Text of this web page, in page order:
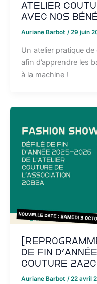
Atelier
avec nos
Auriane Barbot /29 juin
Un atelier pratique
afin d’apprendre les
à la machine !
de fin
couture
Auriane Barbot /22 avril